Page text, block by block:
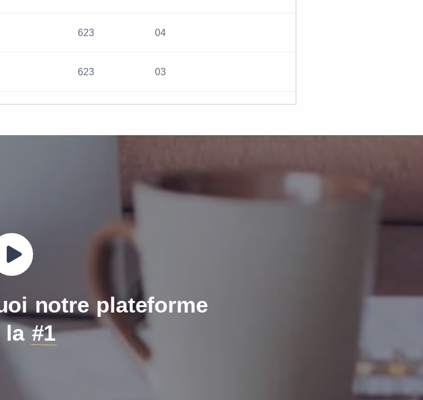
623 04
623 03
notre plateforme
la#1